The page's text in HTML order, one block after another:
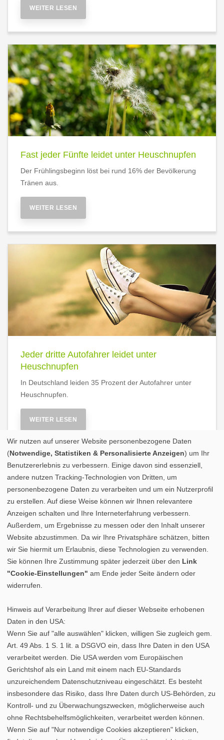
WEITER LESEN
Fast jeder Fünfte leidet unter Heuschnupfen
Der Frühlingsbeginn löst bei rund 16% der Bevölkerung
Tränen aus.
WEITER LESEN
Jeder dritte Autofahrer leidet unter
Heuschnupfen
In Deutschland leiden 35 Prozent der Autofahrer unter
Heuschnupfen.
WEITER LESEN
Datenschutz | Cookie-Einstellungen |
Impressum
Wir nutzen auf unserer Website personenbezogene Daten
(Notwendige, Statistiken & Personalisierte Anzeigen) um Ihr
Benutzererlebnis zu verbessern. Einige davon sind essenziell,
andere nutzen Tracking-Technologien von Dritten, um
personenbezogene Daten zu verarbeiten und um ein Nutzerprofil
zu erstellen. Auf diese Weise können wir Ihnen relevantere
Anzeigen schalten und Ihre Interneterfahrung verbessern.
Außerdem, um Ergebnisse zu messen oder den Inhalt unserer
Website abzustimmen. Da wir Ihre Privatsphäre schätzen, bitten
wir Sie hiermit um Erlaubnis, diese Technologien zu verwenden.
Sie können Ihre Zustimmung später jederzeit über den Link
"Cookie-Einstellungen" am Ende jeder Seite ändern oder
widerrufen.
Hinweis auf Verarbeitung Ihrer auf dieser Webseite erhobenen
Daten in den USA:
Wenn Sie auf "alle auswählen" klicken, willigen Sie zugleich gem.
Art. 49 Abs. 1 S. 1 lit. a DSGVO ein, dass Ihre Daten in den USA
verarbeitet werden. Die USA werden vom Europäischen
Gerichtshof als ein Land mit einem nach EU-Standards
unzureichendem Datenschutzniveau eingeschätzt. Es besteht
insbesondere das Risiko, dass Ihre Daten durch US-Behörden, zu
Kontroll- und zu Überwachungszwecken, möglicherweise auch
ohne Rechtsbehelfsmöglichkeiten, verarbeitet werden können.
Wenn Sie auf "Nur notwendige Cookies akzeptieren" klicken,